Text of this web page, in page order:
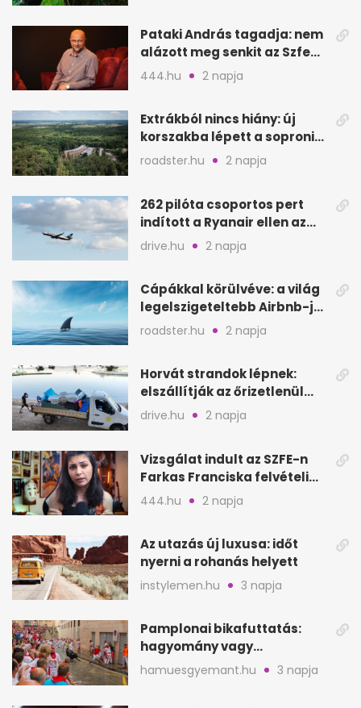
Pataki András tagadja: nem
alázott meg senkit az Szfe
felvételijén
444.hu 2 napja
Extrákból nincs hiány: új
korszakba lépett a soproni
Fagus Hotel
roadster.hu 2 napja
262 pilóta csoportos pert
indított a Ryanair ellen az
Egyesült Királyságban
drive.hu 2 napja
Cápákkal körülvéve: a világ
legelszigeteltebb Airbnb-je
a nyílt tengeren
roadster.hu 2 napja
Horvát strandok lépnek:
elszállítják az őrizetlenül
hagyott törölközőket
drive.hu 2 napja
Vizsgálat indult az SZFE-n
Farkas Franciska felvételi
videója után
444.hu 2 napja
Az utazás új luxusa: időt
nyerni a rohanás helyett
instylemen.hu 3 napja
Pamplonai bikafuttatás:
hagyomány vagy
értelmetlen vérontás?
hamuesgyemant.hu 3 napja